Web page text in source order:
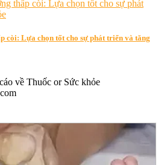
còi: Lựa chọn tốt cho sự phát triển và tăng
về Thuốc or Sức khỏe